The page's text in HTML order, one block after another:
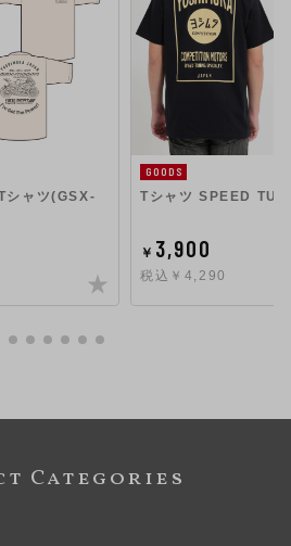
ャツ(GSX-
GOODS
Tシャツ SPEED
￥ 3,900
税込￥4,290
Categories